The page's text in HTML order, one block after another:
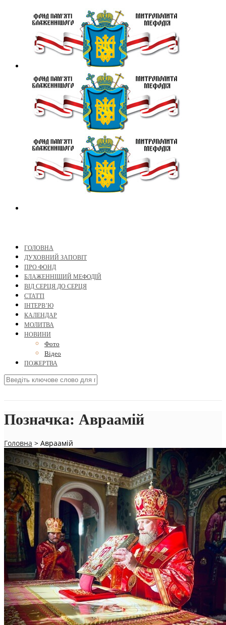
ГОЛОВНА
ДУХОВНИЙ ЗАПОВІТ
ПРО ФОНД
БЛАЖЕННІШИЙ МЕФОДІЙ
ВІД СЕРЦЯ ДО СЕРЦЯ
СТАТТІ
ІНТЕРВ’Ю
КАЛЕНДАР
МОЛИТВА
НОВИНИ
Фото
Відео
ПОЖЕРТВА
Позначка: Авраамій
Головна > Авраамій